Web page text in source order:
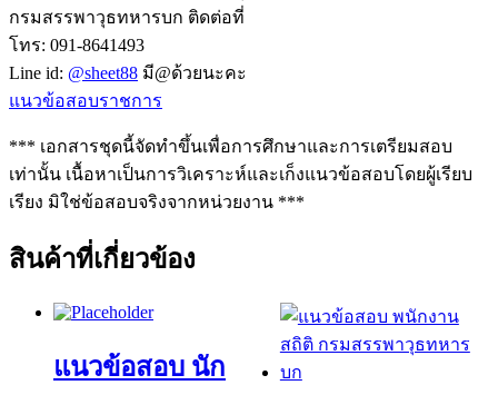
กรมสรรพาวุธทหารบก ติดต่อที่
โทร: 091-8641493
Line id: @sheet88 มี@ด้วยนะคะ
แนวข้อสอบราชการ
*** เอกสารชุดนี้จัดทำขึ้นเพื่อการศึกษาและการเตรียมสอบ
เท่านั้น เนื้อหาเป็นการวิเคราะห์และเก็งแนวข้อสอบโดยผู้เรียบ
เรียง มิใช่ข้อสอบจริงจากหน่วยงาน ***
สินค้าที่เกี่ยวข้อง
แนวข้อสอบ นัก